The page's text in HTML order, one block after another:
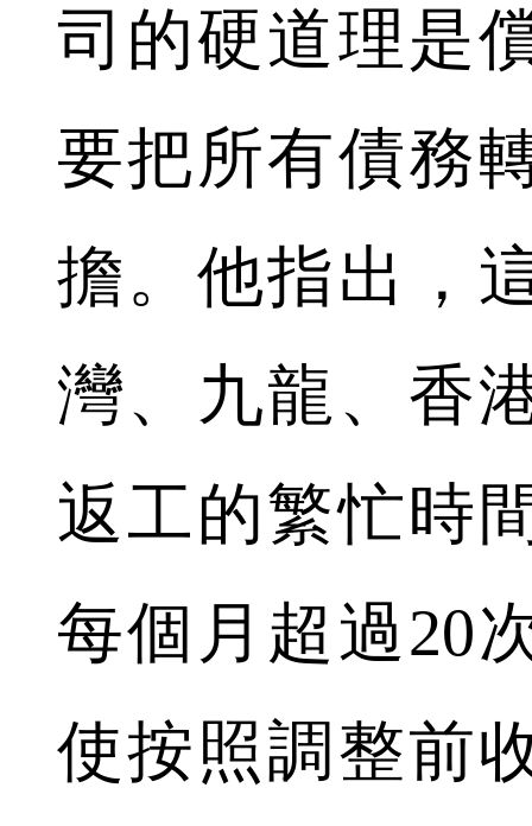
司的硬道理是
要把所有債務
擔。他指出，
灣、九龍、香
返工的繁忙時
每個月超過20
使按照調整前